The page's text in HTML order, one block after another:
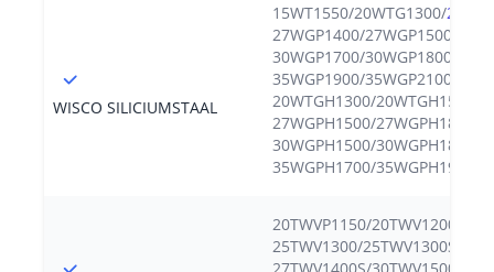
WISCO SILICIUMSTAAL
15WT1550/20WTG1300/
27WGP1400/27WGP1500/
30WGP1700/30WGP1800/
35WGP1900/35WGP2100/
20WTGH1300/20WTGH1500/
27WGPH1500/27WGPH1800/
30WGPH1500/30WGPH1800/
35WGPH1700/35WGPH1900
20TWVP1150/20TWV1200/
25TWV1300/25TWV1300S/
27TWV1400S/30TWV1500/